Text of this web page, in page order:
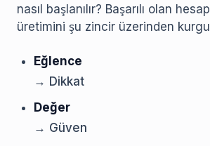
nasıl başlanılır? Başarılı olan
üretimini şu zincir üzerinden
Eğlence
→ Dikkat
Değer
→ Güven